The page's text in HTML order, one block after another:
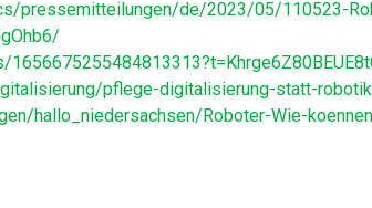
pressemitteilungen/de/2023/05/110523-
pflege-digitalisierung-statt-
hallo_niedersachsen/Roboter-Wie-